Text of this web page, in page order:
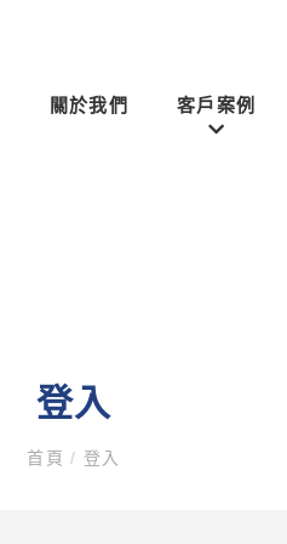
關於我們 客戶案例
登入
首頁/ 登入